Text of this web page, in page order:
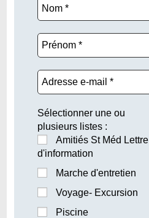
Sélectionner une ou
plusieurs listes :
Amitiés St Méd Lettre
d'information
Marche d'entretien
Voyage- Excursion
Piscine